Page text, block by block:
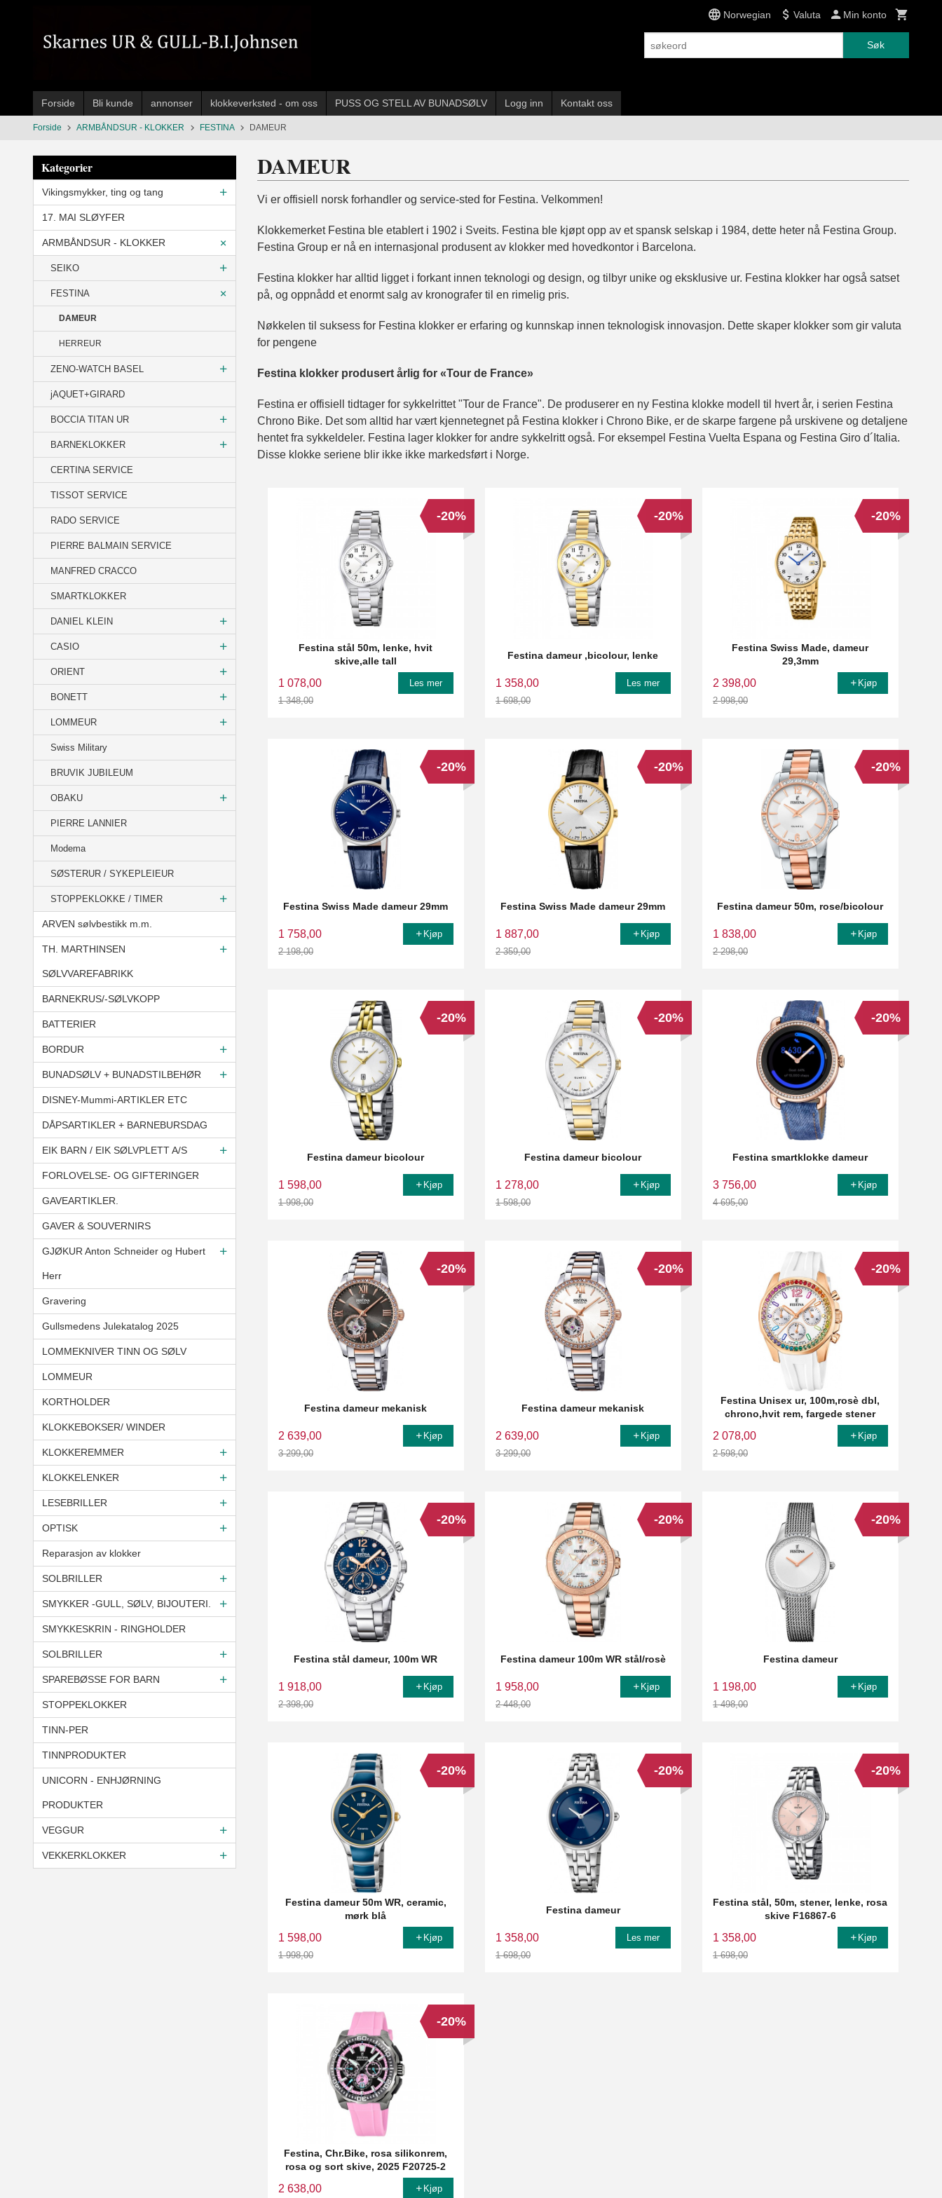
innholdet
Norwegian Valuta Min konto
Søk
Forside Bli kunde annonser klokkeverksted - om oss PUSS OG STELL AV BUNADSØLV Logg inn Kontakt oss
Forside ARMBÅNDSUR - KLOKKER FESTINA DAMEUR
Kategorier
Vikingsmykker, ting og tang
17. MAI SLØYFER
ARMBÅNDSUR - KLOKKER
SEIKO
FESTINA
DAMEUR
HERREUR
ZENO-WATCH BASEL
jAQUET+GIRARD
BOCCIA TITAN UR
BARNEKLOKKER
CERTINA SERVICE
TISSOT SERVICE
RADO SERVICE
PIERRE BALMAIN SERVICE
MANFRED CRACCO
SMARTKLOKKER
DANIEL KLEIN
CASIO
ORIENT
BONETT
LOMMEUR
Swiss Military
BRUVIK JUBILEUM
OBAKU
PIERRE LANNIER
Modema
SØSTERUR / SYKEPLEIEUR
STOPPEKLOKKE / TIMER
ARVEN sølvbestikk m.m.
TH. MARTHINSEN
SØLVVAREFABRIKK
BARNEKRUS/-SØLVKOPP
BATTERIER
BORDUR
BUNADSØLV + BUNADSTILBEHØR
DISNEY-Mummi-ARTIKLER ETC
DÅPSARTIKLER + BARNEBURSDAG
EIK BARN / EIK SØLVPLETT A/S
FORLOVELSE- OG GIFTERINGER
GAVEARTIKLER.
GAVER & SOUVERNIRS
GJØKUR Anton Schneider og Hubert
Herr
Gravering
Gullsmedens Julekatalog 2025
LOMMEKNIVER TINN OG SØLV
LOMMEUR
KORTHOLDER
KLOKKEBOKSER/ WINDER
KLOKKEREMMER
KLOKKELENKER
LESEBRILLER
OPTISK
Reparasjon av klokker
SOLBRILLER
SMYKKER -GULL, SØLV, BIJOUTERI.
SMYKKESKRIN - RINGHOLDER
SOLBRILLER
SPAREBØSSE FOR BARN
STOPPEKLOKKER
TINN-PER
TINNPRODUKTER
UNICORN - ENHJØRNING
PRODUKTER
VEGGUR
VEKKERKLOKKER
DAMEUR
Vi er offisiell norsk forhandler og service-sted for Festina. Velkommen!
Klokkemerket Festina ble etablert i 1902 i Sveits. Festina ble kjøpt opp av et spansk selskap i 1984, dette heter nå Festina Group.
Festina Group er nå en internasjonal produsent av klokker med hovedkontor i Barcelona.
Festina klokker har alltid ligget i forkant innen teknologi og design, og tilbyr unike og eksklusive ur. Festina klokker har også satset
på, og oppnådd et enormt salg av kronografer til en rimelig pris.
Nøkkelen til suksess for Festina klokker er erfaring og kunnskap innen teknologisk innovasjon. Dette skaper klokker som gir valuta
for pengene
Festina klokker produsert årlig for «Tour de France»
Festina er offisiell tidtager for sykkelrittet "Tour de France". De produserer en ny Festina klokke modell til hvert år, i serien Festina
Chrono Bike. Det som alltid har vært kjennetegnet på Festina klokker i Chrono Bike, er de skarpe fargene på urskivene og detaljene
hentet fra sykkeldeler. Festina lager klokker for andre sykkelritt også. For eksempel Festina Vuelta Espana og Festina Giro d´Italia.
Disse klokke seriene blir ikke ikke markedsført i Norge.
Festina stål 50m, lenke, hvit
skive,alle tall
1 078,00
1 348,00
-20%
Les mer
Festina dameur ,bicolour, lenke
1 358,00
1 698,00
-20%
Les mer
Festina Swiss Made, dameur
29,3mm
2 398,00
2 998,00
-20%
Kjøp
Festina Swiss Made dameur 29mm
1 758,00
2 198,00
-20%
Kjøp
Festina Swiss Made dameur 29mm
1 887,00
2 359,00
-20%
Kjøp
Festina dameur 50m, rose/bicolour
1 838,00
2 298,00
-20%
Kjøp
Festina dameur bicolour
1 598,00
1 998,00
-20%
Kjøp
Festina dameur bicolour
1 278,00
1 598,00
-20%
Kjøp
Festina smartklokke dameur
3 756,00
4 695,00
-20%
Kjøp
Festina dameur mekanisk
2 639,00
3 299,00
-20%
Kjøp
Festina dameur mekanisk
2 639,00
3 299,00
-20%
Kjøp
Festina Unisex ur, 100m,rosè dbl,
chrono,hvit rem, fargede stener
2 078,00
2 598,00
-20%
Kjøp
Festina stål dameur, 100m WR
1 918,00
2 398,00
-20%
Kjøp
Festina dameur 100m WR stål/rosè
1 958,00
2 448,00
-20%
Kjøp
Festina dameur
1 198,00
1 498,00
-20%
Kjøp
Festina dameur 50m WR, ceramic,
mørk blå
1 598,00
1 998,00
-20%
Kjøp
Festina dameur
1 358,00
1 698,00
-20%
Les mer
Festina stål, 50m, stener, lenke, rosa
skive F16867-6
1 358,00
1 698,00
-20%
Kjøp
Festina, Chr.Bike, rosa silikonrem,
rosa og sort skive, 2025 F20725-2
2 638,00
-20%
Kjøp